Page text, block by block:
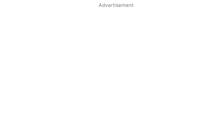
Advertisement